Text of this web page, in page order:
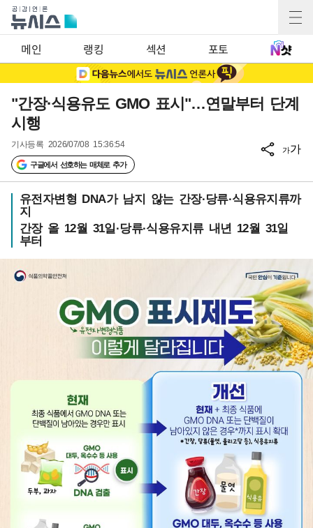
메인 랭킹 섹션 포토
"간장·식용유도 GMO 표시"…연말부터 단계
시행
기사등록 2026/07/08 15:36:54
구글에서 선호하는 매체로 추가
가가
유전자변형 DNA가 남지 않는 간장·당류·식용유지류까
지
간장 올 12월 31일·당류·식용유지류 내년 12월 31일
부터